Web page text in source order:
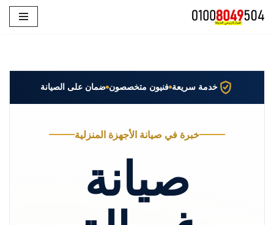
خدمة سريعة فنيون متخصصون ضمان على الصيانة
خبرة في صيانة الأجهزة المنزلية
صيانة